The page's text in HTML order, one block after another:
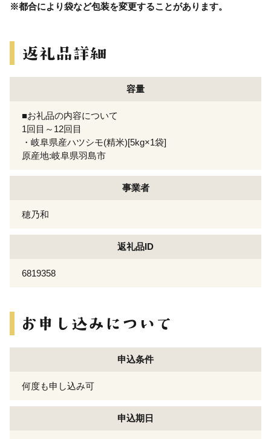
※都合により袋など包装を変更することがあります。
容量
■お礼品の内容について
1回目～12回目
・岐阜県産ハツシモ(精米)[5kg×1袋]
原産地:岐阜県羽島市
事業者
穂乃和
返礼品ID
6819358
申込条件
何度も申し込み可
申込期日